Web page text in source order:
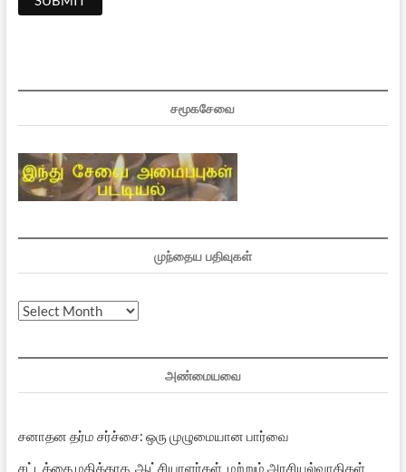
சமூகசேவை
முந்தைய பதிவுகள்
முந்தைய
அண்மையவை
சனாதன தர்ம சர்ச்சை: ஒரு முழுமையான பார்வை
சட்டத்தை மதிக்காத ஆட்சியாளர்கள் மற்றும் அரசியல்வாதிகள்